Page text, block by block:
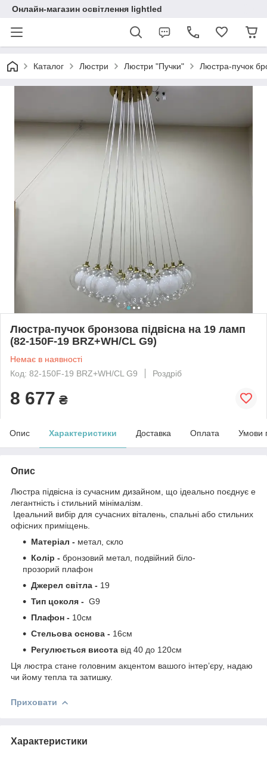
Онлайн-магазин освітлення lightled
Каталог Люстри Люстри "Пучки" Люстра-пучок
Люстра-пучок бронзова підвісна на 19 ламп
(82-150F-19 BRZ+WH/CL G9)
Немає в наявності
Код: 82-150F-19 BRZ+WH/CL G9
Роздріб
8 677 ₴
Опис Характеристики Доставка Оплата Умови
Опис
Люстра підвісна із сучасним дизайном, що ідеально поєднує е
легантність і стильний мінімалізм.
Ідеальний вибір для сучасних віталень, спальні або стильних
офісних приміщень.
Матеріал - метал, скло
Колір - бронзовий метал, подвійний біло-
прозорий плафон
Джерел світла - 19
Тип цоколя - G9
Плафон - 10см
Стельова основа - 16см
Регулюється висота від 40 до 120см
Ця люстра стане головним акцентом вашого інтер’єру, надаю
чи йому тепла та затишку.
Приховати
Характеристики